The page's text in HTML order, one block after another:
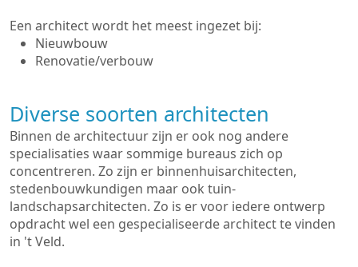
Een architect wordt het meest ingezet bij:
Nieuwbouw
Renovatie/verbouw
Diverse soorten architecten
Binnen de architectuur zijn er ook nog andere
specialisaties waar sommige bureaus zich op
concentreren. Zo zijn er binnenhuisarchitecten,
stedenbouwkundigen maar ook tuin-
landschapsarchitecten. Zo is er voor iedere ontwerp
opdracht wel een gespecialiseerde architect te vinden
in 't Veld.